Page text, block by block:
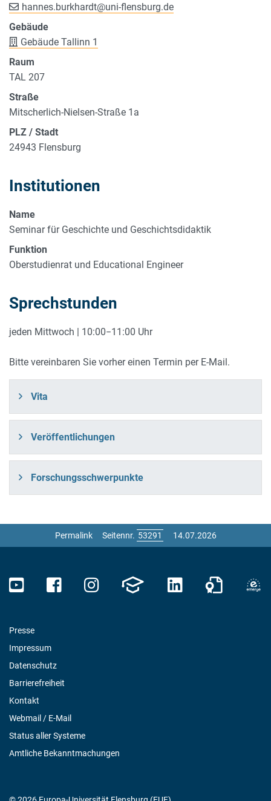
hannes.burkhardt@uni-flensburg.de
Gebäude
Gebäude Tallinn 1
Raum
TAL 207
Straße
Mitscherlich-Nielsen-Straße 1a
PLZ / Stadt
24943 Flensburg
Institutionen
Name
Seminar für Geschichte und Geschichtsdidaktik
Funktion
Oberstudienrat und Educational Engineer
Sprechstunden
jeden Mittwoch | 10:00−11:00 Uhr
Bitte vereinbaren Sie vorher einen Termin per E-Mail.
Vita
Veröffentlichungen
Forschungsschwerpunkte
Permalink Seitennr. 14.07.2026
Presse
Impressum
Datenschutz
Barrierefreiheit
Kontakt
Webmail / E-Mail
Status aller Systeme
Amtliche Bekanntmachungen